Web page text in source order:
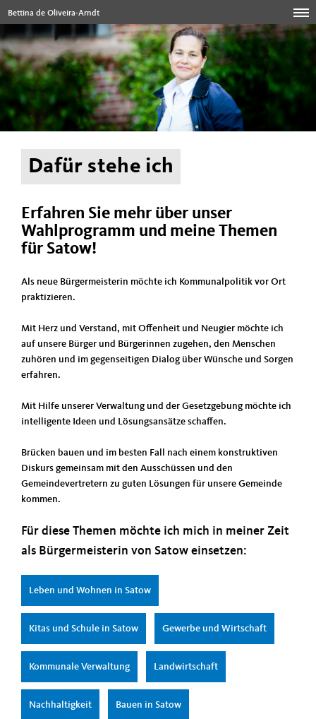
Bettina de Oliveira-Arndt
Dafür stehe ich
Erfahren Sie mehr über unser
Wahlprogramm und meine Themen
für Satow!
Als neue Bürgermeisterin möchte ich Kommunalpolitik vor Ort
praktizieren.
Mit Herz und Verstand, mit Offenheit und Neugier möchte ich
auf unsere Bürger und Bürgerinnen zugehen, den Menschen
zuhören und im gegenseitigen Dialog über Wünsche und Sorgen
erfahren.
Mit Hilfe unserer Verwaltung und der Gesetzgebung möchte ich
intelligente Ideen und Lösungsansätze schaffen.
Brücken bauen und im besten Fall nach einem konstruktiven
Diskurs gemeinsam mit den Ausschüssen und den
Gemeindevertretern zu guten Lösungen für unsere Gemeinde
kommen.
Für diese Themen möchte ich mich in meiner Zeit
als Bürgermeisterin von Satow einsetzen:
Leben und Wohnen in Satow
Kitas und Schule in Satow Gewerbe und Wirtschaft
Kommunale Verwaltung Landwirtschaft
Nachhaltigkeit Bauen in Satow